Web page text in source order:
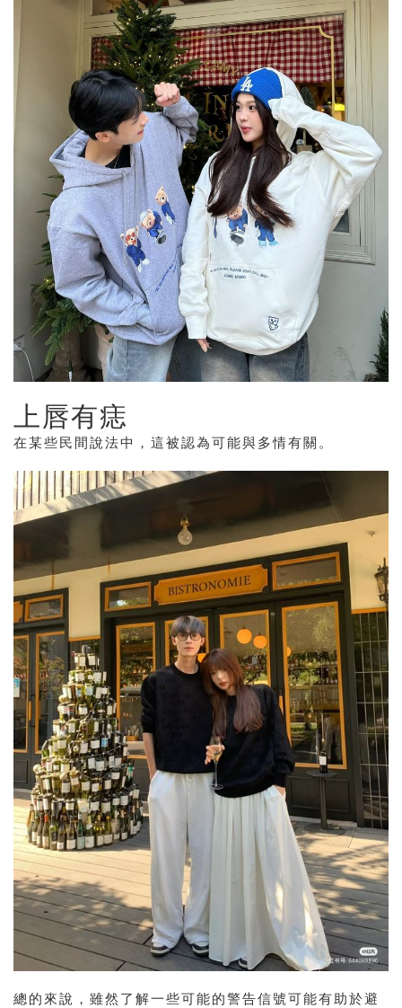
上唇有痣
在某些民間說法中，這被認為可能與多情有關。
總的來說，雖然了解一些可能的警告信號可能有助於避